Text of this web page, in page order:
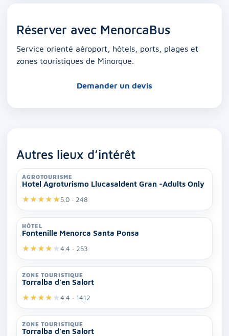
Réserver avec MenorcaBus
Service orienté aéroport, hôtels, ports, plages et
zones touristiques de Minorque.
Demander un devis
Autres lieux d’intérêt
AGROTOURISME
Hotel Agroturismo Llucasaldent Gran -Adults Only
★★★★★5.0 · 248
HÔTEL
Fontenille Menorca Santa Ponsa
★★★★ ★4.4 · 253
ZONE TOURISTIQUE
Torralba d'en Salort
★★★★ ★4.4 · 1412
ZONE TOURISTIQUE
Torralba d'en Salort